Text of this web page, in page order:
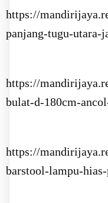
https://
panjang-tugu-utara-
https://
bulat-d-180cm-
https://
barstool-lampu-